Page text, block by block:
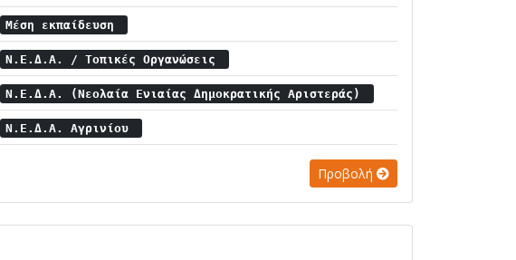
Μέση εκπαίδευση
Ν.Ε.Δ.Α. / Τοπικές Οργανώσεις
Ν.Ε.Δ.Α. (Νεολαία Ενιαίας Δημοκρατικής Αριστεράς)
Ν.Ε.Δ.Α. Αγρινίου
Προβολή